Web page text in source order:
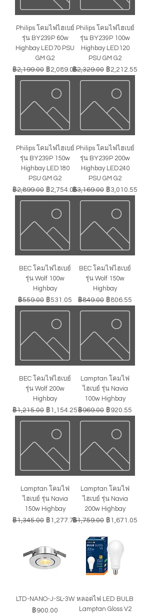
Philips โคมไฟไฮเบย์
รุ่น BY239P 60w
Highbay LED70 PSU
GM G2
ราคาปกติ
฿2,199.00 ราคาขายลด
฿2,089.05
Philips โคมไฟไฮเบย์
รุ่น BY239P 100w
Highbay LED120
PSU GM G2
ราคาปกติ
฿2,329.00 ราคาขายลด
฿2,212.55
Philips โคมไฟไฮเบย์
รุ่น BY239P 150w
Highbay LED180
PSU GM G2
ราคาปกติ
฿2,899.00 ราคาขายลด
฿2,754.05
Philips โคมไฟไฮเบย์
รุ่น BY239P 200w
Highbay LED240
PSU GM G2
ราคาปกติ
฿3,169.00 ราคาขายลด
฿3,010.55
BEC โคมไฟไฮเบย์
รุ่น Wolf 100w
Highbay
ราคาปกติ
฿559.00 ราคาขายลด
฿531.05
BEC โคมไฟไฮเบย์
รุ่น Wolf 150w
Highbay
ราคาปกติ
฿849.00 ราคาขายลด
฿806.55
BEC โคมไฟไฮเบย์
รุ่น Wolf 200w
Highbay
ราคาปกติ
฿1,215.00 ราคาขายลด
฿1,154.25
Lamptan โคมไฟ
ไฮเบย์ รุ่น Navia
100w Highbay
ราคาปกติ
฿969.00 ราคาขายลด
฿920.55
Lamptan โคมไฟ
ไฮเบย์ รุ่น Navia
150w Highbay
ราคาปกติ
฿1,345.00 ราคาขายลด
฿1,277.75
Lamptan โคมไฟ
ไฮเบย์ รุ่น Navia
200w Highbay
ราคาปกติ
฿1,759.00 ราคาขายลด
฿1,671.05
LTD-NANO-J-SL-3W
ราคา
฿900.00
หลอดไฟ LED BULB
Lamptan Gloss V2